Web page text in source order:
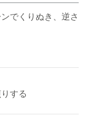
でくりぬき、逆さ
する